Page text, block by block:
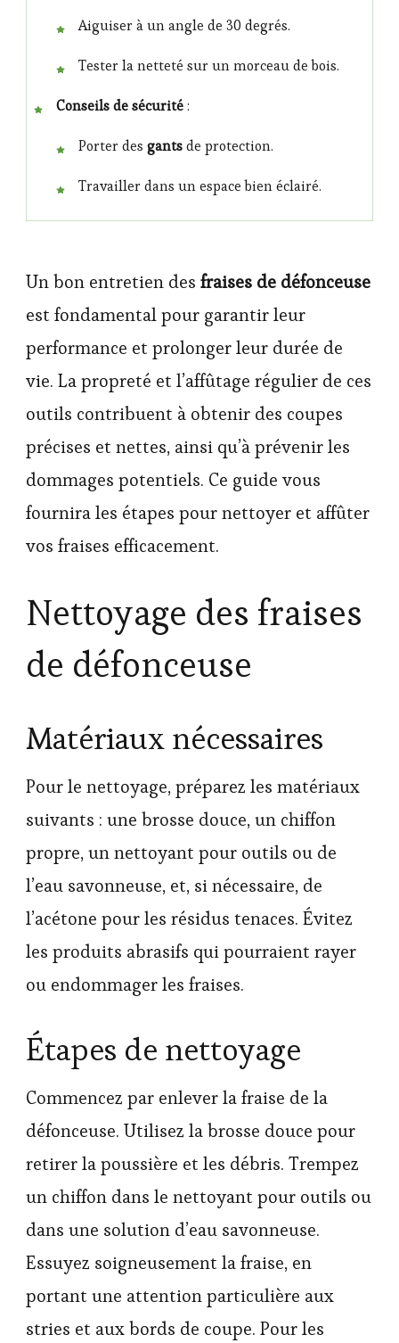
Aiguiser à un angle de 30 degrés.
Tester la netteté sur un morceau de bois.
Conseils de sécurité:
Porter des gantsde protection.
Travailler dans un espace bien éclairé.
Un bon entretien des fraises de défonceuse
est fondamental pour garantir leur
performance et prolonger leur durée de
vie. La propreté et l’affûtage régulier de ces
outils contribuent à obtenir des coupes
précises et nettes, ainsi qu’à prévenir les
dommages potentiels. Ce guide vous
fournira les étapes pour nettoyer et affûter
vos fraises efficacement.
Nettoyage des fraises
de défonceuse
Matériaux nécessaires
Pour le nettoyage, préparez les matériaux
suivants : une brosse douce, un chiffon
propre, un nettoyant pour outils ou de
l’eau savonneuse, et, si nécessaire, de
l’acétone pour les résidus tenaces. Évitez
les produits abrasifs qui pourraient rayer
ou endommager les fraises.
Étapes de nettoyage
Commencez par enlever la fraise de la
défonceuse. Utilisez la brosse douce pour
retirer la poussière et les débris. Trempez
un chiffon dans le nettoyant pour outils ou
dans une solution d’eau savonneuse.
Essuyez soigneusement la fraise, en
portant une attention particulière aux
stries et aux bords de coupe. Pour les